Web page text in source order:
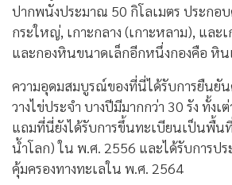
ปากพนังประมาณ 50 กิโลเมตร ประกอบ
กระใหญ่, เกาะกลาง (เกาะหลาม), และ
และกองหินขนาดเล็กอีกหนึ่งกองคือ หิน
ความอุดมสมบูรณ์ของที่นี่ได้รับการยืนยัน
วางไข่ประจำ บางปีมีมากกว่า 30 รัง ทั้งเ
แถมที่นี่ยังได้รับการขึ้นทะเบียนเป็นพื้น
น้ำโลก) ใน พ.ศ. 2556 และได้รับการป
คุ้มครองทางทะเลใน พ.ศ. 2564